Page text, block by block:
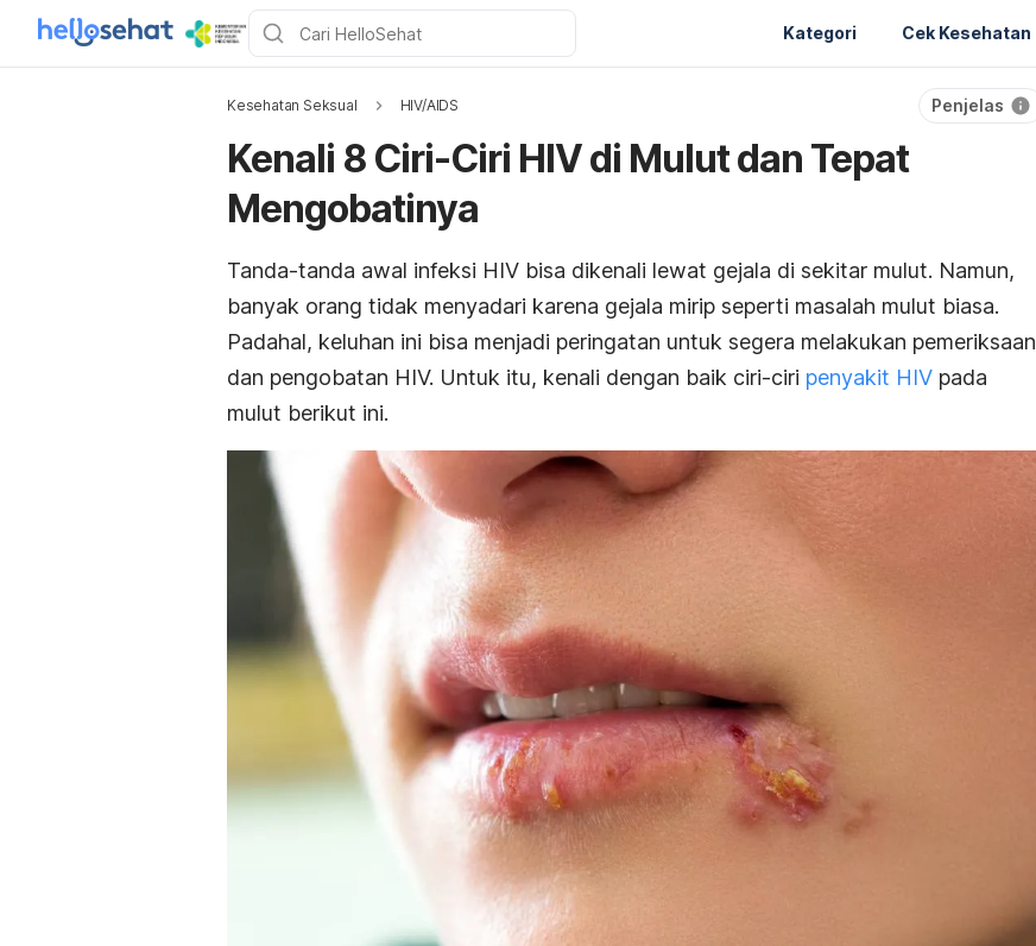
Kategori Cek Kesehatan
Kesehatan Seksual HIV/AIDS Penjelas
Kenali 8 Ciri-Ciri HIV di Mulut dan Tepat
Mengobatinya
Tanda-tanda awal infeksi HIV bisa dikenali lewat gejala di sekitar mulut. Namun,
banyak orang tidak menyadari karena gejala mirip seperti masalah mulut biasa.
Padahal, keluhan ini bisa menjadi peringatan untuk segera melakukan pemeriksaan
dan pengobatan HIV. Untuk itu, kenali dengan baik ciri-ciri penyakit HIV pada
mulut berikut ini.